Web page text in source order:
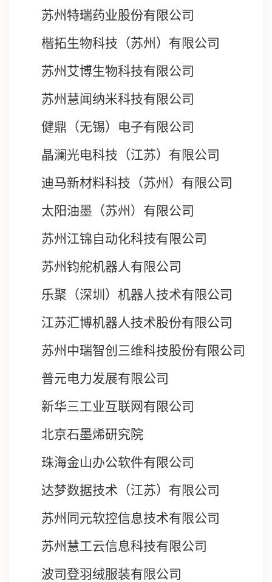
苏州特瑞药业股份有限公司
楷拓生物科技（苏州）有限公司
苏州艾博生物科技有限公司
苏州慧闻纳米科技有限公司
健鼎（无锡）电子有限公司
晶澜光电科技（江苏）有限公司
迪马新材料科技（苏州）有限公司
太阳油墨（苏州）有限公司
苏州江锦自动化科技有限公司
苏州钧舵机器人有限公司
乐聚（深圳）机器人技术有限公司
江苏汇博机器人技术股份有限公司
苏州中瑞智创三维科技股份有限公司
普元电力发展有限公司
新华三工业互联网有限公司
北京石墨烯研究院
珠海金山办公软件有限公司
达梦数据技术（江苏）有限公司
苏州同元软控信息技术有限公司
苏州慧工云信息科技有限公司
波司登羽绒服装有限公司